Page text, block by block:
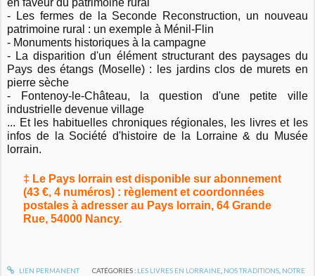
en faveur du patrimoine rural
- Les fermes de la Seconde Reconstruction, un nouveau
patrimoine rural : un exemple à Ménil-Flin
- Monuments historiques à la campagne
- La disparition d'un élément structurant des paysages du
Pays des étangs (Moselle) : les jardins clos de murets en
pierre sèche
- Fontenoy-le-Château, la question d'une petite ville
industrielle devenue village
... Et les habituelles chroniques régionales, les livres et les
infos de la Société d'histoire de la Lorraine & du Musée
lorrain.
‡ Le Pays lorrain est disponible sur abonnement
(43 €, 4 numéros) : règlement et coordonnées
postales à adresser au Pays lorrain, 64 Grande
Rue, 54000 Nancy.
LIEN PERMANENT CATÉGORIES : LES LIVRES EN LORRAINE, NOS TRADITIONS, NOTRE